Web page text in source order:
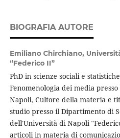
BIOGRAFIA AUTORE
Emiliano Chirchiano,
“Federico II”
PhD in scienze sociali e
Fenomenologia dei media
Napoli, Cultore della materia e
studio presso il Dipartimento di
dell'Università di Napoli
articoli in materia di